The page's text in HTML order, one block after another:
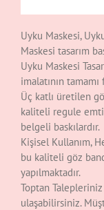
Uyku Maskesi,
Maskesi tasarım
Uyku Maskesi
imalatının
Üç katlı üretilen
kaliteli regule
belgeli baskılardır.
Kişisel Kullanım,
bu kaliteli göz
yapılmaktadır.
Toptan
ulaşabilirsiniz.